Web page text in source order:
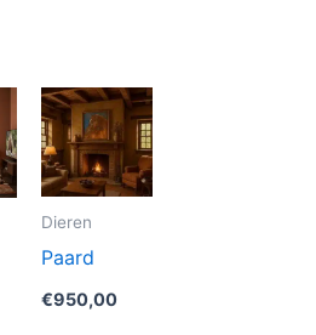
Dieren
Paard
€950,00